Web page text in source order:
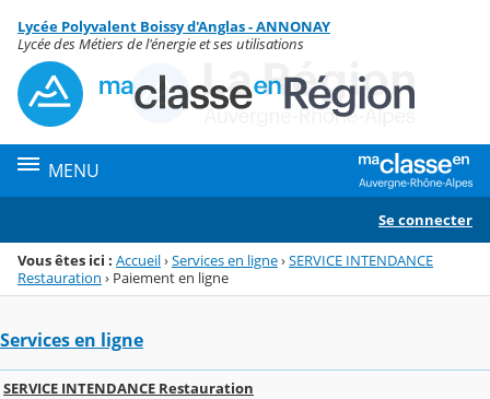
Menu de la rubrique
Contenu
Lycée Polyvalent Boissy d'Anglas - ANNONAY
Lycée des Métiers de l'énergie et ses utilisations
MENU
Se connecter
Vous êtes ici : Accueil›Services en ligne›SERVICE INTENDANCE
Restauration › Paiement en ligne
Services en ligne
SERVICE INTENDANCE Restauration